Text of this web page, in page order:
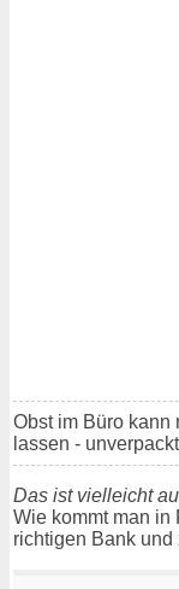
Obst im Büro kann
lassen -
Das ist vielleicht
Wie kommt man in
richtigen Bank und